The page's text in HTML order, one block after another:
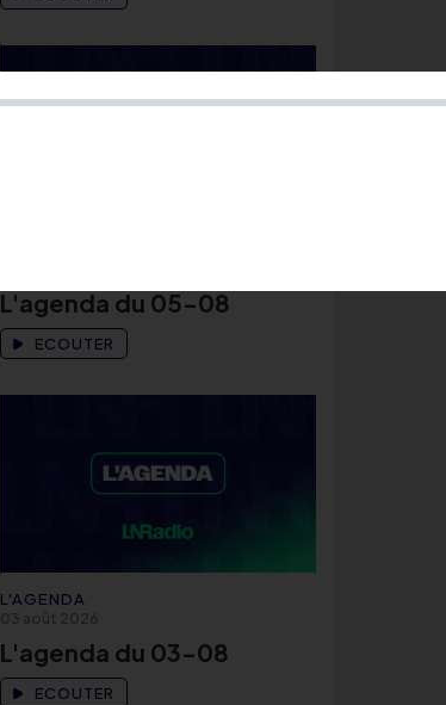
L'agenda du 05-08
ECOUTER
L'AGENDA
03 août 2026
L'agenda du 03-08
ECOUTER